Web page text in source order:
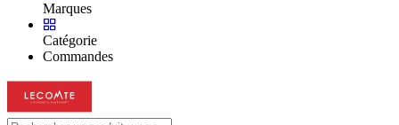
Marques
Catégorie
Commandes